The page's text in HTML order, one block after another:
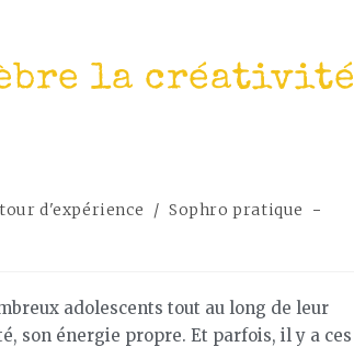
la créativité
d'expérience / Sophro pratique
adolescents tout au long de leur
son énergie propre. Et parfois, il y a ces